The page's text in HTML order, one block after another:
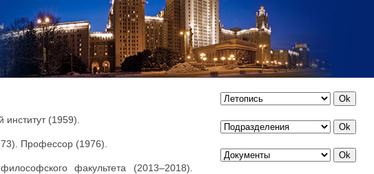
(1959).
Профессор (1976).
факультета (2013–2018).